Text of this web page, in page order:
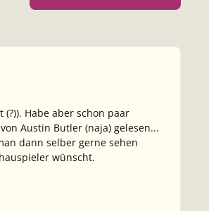
Habe aber schon paar
Austin Butler (naja) gelesen...
dann selber gerne sehen
wünscht.